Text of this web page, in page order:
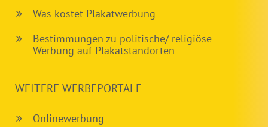
Was kostet Plakatwerbung
Bestimmungen zu politische/ religiöse
Werbung auf Plakatstandorten
WEITERE WERBEPORTALE
Onlinewerbung